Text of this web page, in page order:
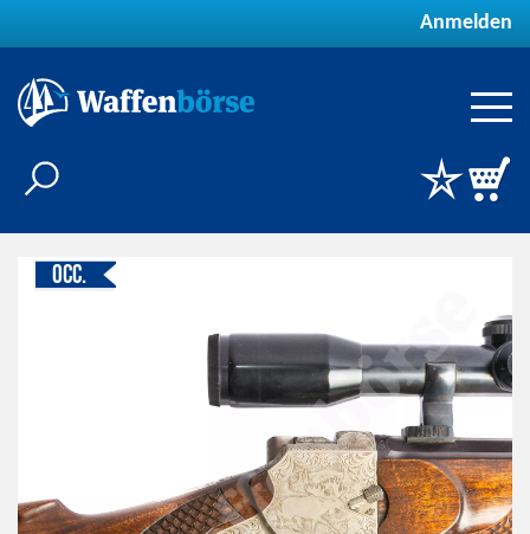
Anmelden
Occ.